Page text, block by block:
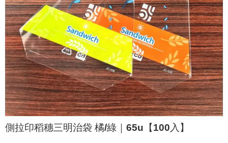
側拉印稻穗三明治袋 橘/綠｜65u【100入】